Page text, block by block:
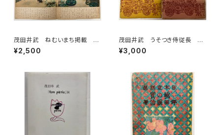
茂田井武 ねむいまち掲載 キ
ンダーブック 昭29（1954年）
フレーベル館
¥2,500
茂田井武 うそつき侍従長 上
下巻 市川三郎 昭和29年
桃園書房刊
¥3,000